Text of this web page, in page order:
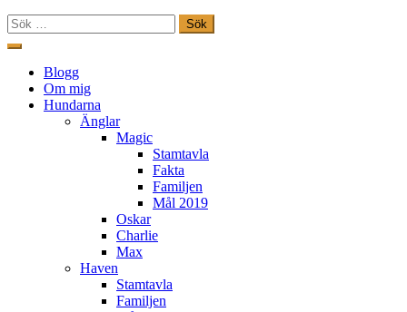
Sök
efter:
Hoppa
innehåll
Freestylehundar.se
Blogg
Om mig
Hundarna
Änglar
Magic
Stamtavla
Fakta
Familjen
Mål 2019
Oskar
Charlie
Max
Haven
Stamtavla
Familjen